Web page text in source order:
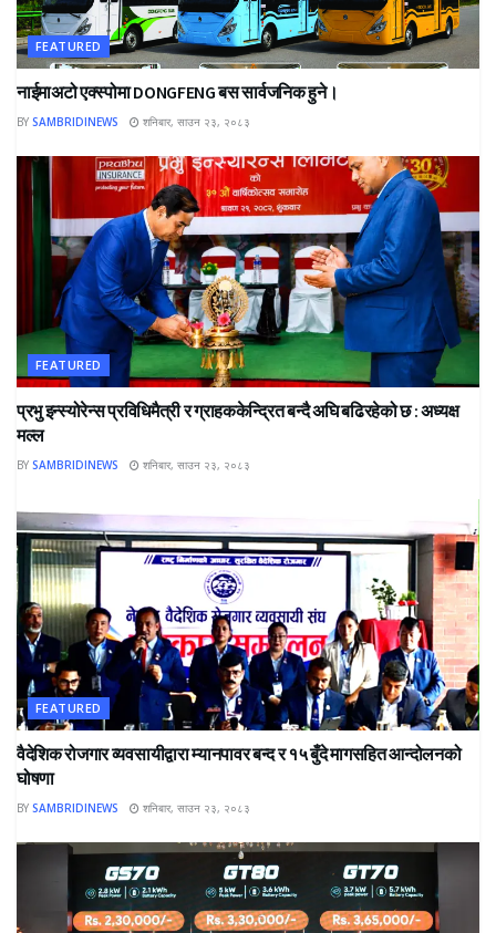
FEATURED
नाईमाअटो एक्स्पोमा DONGFENG बस सार्वजनिक हुने।
BY SAMBRIDINEWS शनिबार, साउन २३, २०८३
FEATURED
प्रभु इन्स्योरेन्स प्रविधिमैत्री र ग्राहककेन्द्रित बन्दै अघि बढिरहेको छ : अध्यक्ष
मल्ल
BY SAMBRIDINEWS शनिबार, साउन २३, २०८३
FEATURED
वैदेशिक रोजगार व्यवसायीद्वारा म्यानपावर बन्द र १५ बुँदे मागसहित आन्दोलनको
घोषणा
BY SAMBRIDINEWS शनिबार, साउन २३, २०८३